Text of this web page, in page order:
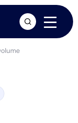
arrow_forward